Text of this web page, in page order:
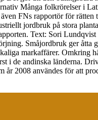
Många folkrörelser i
FNs rapportör för
jordbruk på stora
Text: Sori
Småjordbruk ger åtta
markaffärer. Omkring
i de andinska länderna.
år 2008 användes för att